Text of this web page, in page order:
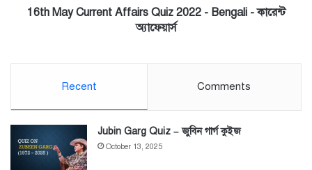
কারেন্ট16th May Current Affairs Quiz 2022 - Bengali - কারেন্ট
অ্যাফেয়ার্স
Recent Comments
Jubin Garg Quiz – জুবিন গার্গ কুইজ
October 13, 2025